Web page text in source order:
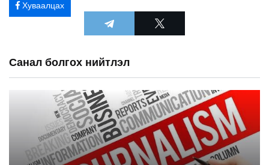
Хуваалцах
Санал болгох нийтлэл